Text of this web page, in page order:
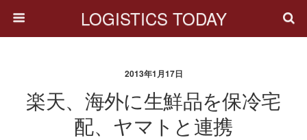
LOGISTICS TODAY
2013年1月17日
楽天、海外に生鮮品を保冷宅
配、ヤマトと連携